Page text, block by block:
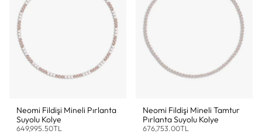
Neomi Fildişi Mineli Pırlanta
Suyolu Kolye
649,995.50TL
Neomi Fildişi Mineli Tamtur
Pırlanta Suyolu Kolye
676,753.00TL